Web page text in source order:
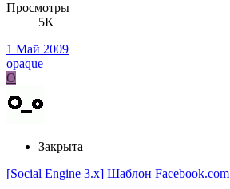
Просмотры
5K
1 Май 2009
opaque
O
Закрыта
[Social Engine 3.x] Шаблон Facebook.com